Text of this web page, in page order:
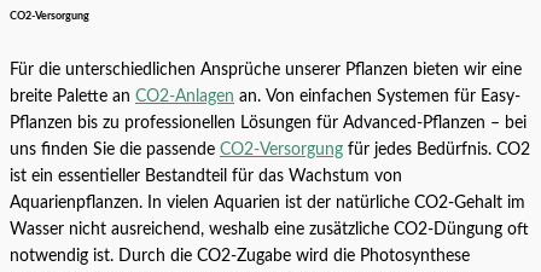
CO2-Versorgung
Für die unterschiedlichen Ansprüche unserer Pflanzen bieten wir eine
breite Palette an CO2-Anlagen an. Von einfachen Systemen für Easy-
Pflanzen bis zu professionellen Lösungen für Advanced-Pflanzen – bei
uns finden Sie die passende CO2-Versorgung für jedes Bedürfnis. CO2
ist ein essentieller Bestandteil für das Wachstum von
Aquarienpflanzen. In vielen Aquarien ist der natürliche CO2-Gehalt im
Wasser nicht ausreichend, weshalb eine zusätzliche CO2-Düngung oft
notwendig ist. Durch die CO2-Zugabe wird die Photosynthese